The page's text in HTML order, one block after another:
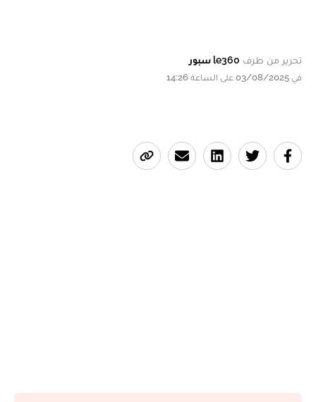
تحرير من طرف le360 سبور
في 03/08/2025 على الساعة 14:26